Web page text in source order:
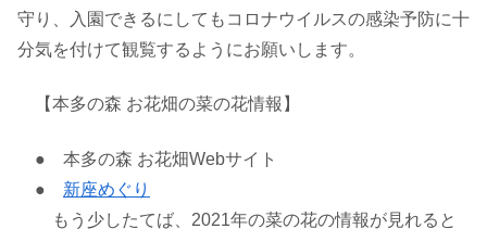
守り、入園できるにしてもコロナウイルスの感染予防に十
分気を付けて観覧するようにお願いします。
【本多の森 お花畑の菜の花情報】
● 本多の森 お花畑Webサイト
● 新座めぐり
もう少したてば、2021年の菜の花の情報が見れると